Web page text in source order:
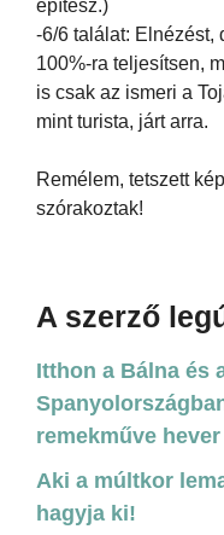
építész.)
-6/6 találat: Elnézést,
100%-ra teljesítsen,
is csak az ismeri a
mint turista, járt arra.
Remélem, tetszett
szórakoztak!
A szerző
Itthon a Bálna és
remekműve
Aki a múltkor
hagyja ki!